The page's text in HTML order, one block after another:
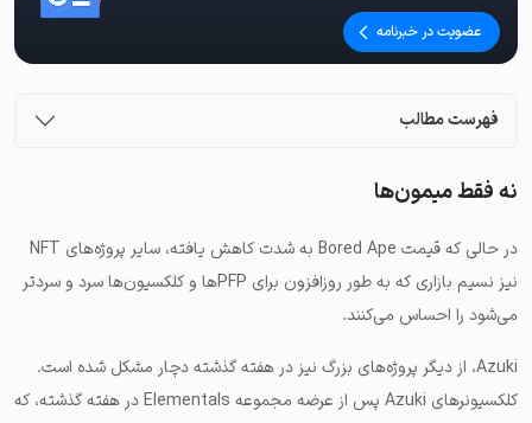
عضویت در خبرنامه
فهرست مطالب
نه فقط میمون‌ها
در حالی که قیمت Bored Ape به شدت کاهش یافته، سایر پروژه‌های NFT
نیز نسیم بازاری که به طور روزافزون برای PFPها و کلکسیون‌ها سرد و سردتر
می‌شود را احساس می‌کنند.
Azuki، از دیگر پروژه‌های بزرگ نیز در هفته گذشته دچار مشکل شده است.
کلکسیونرهای Azuki پس از عرضه مجموعه Elementals در هفته گذشته، که